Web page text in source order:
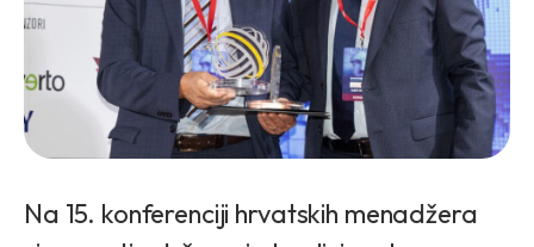
Na 15. konferenciji hrvatskih menadžera